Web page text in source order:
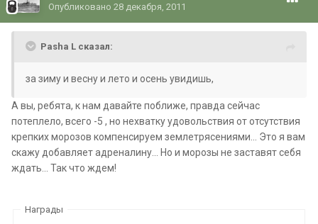
Опубликовано 28 декабря, 2011
Pasha L сказал:
за зиму и весну и лето и осень увидишь,
А вы, ребята, к нам давайте поближе, правда сейчас
потеплело, всего -5 , но нехватку удовольствия от отсутствия
крепких морозов компенсируем землетрясениями... Это я вам
скажу добавляет адреналину... Но и морозы не заставят себя
ждать... Так что ждем!
Награды